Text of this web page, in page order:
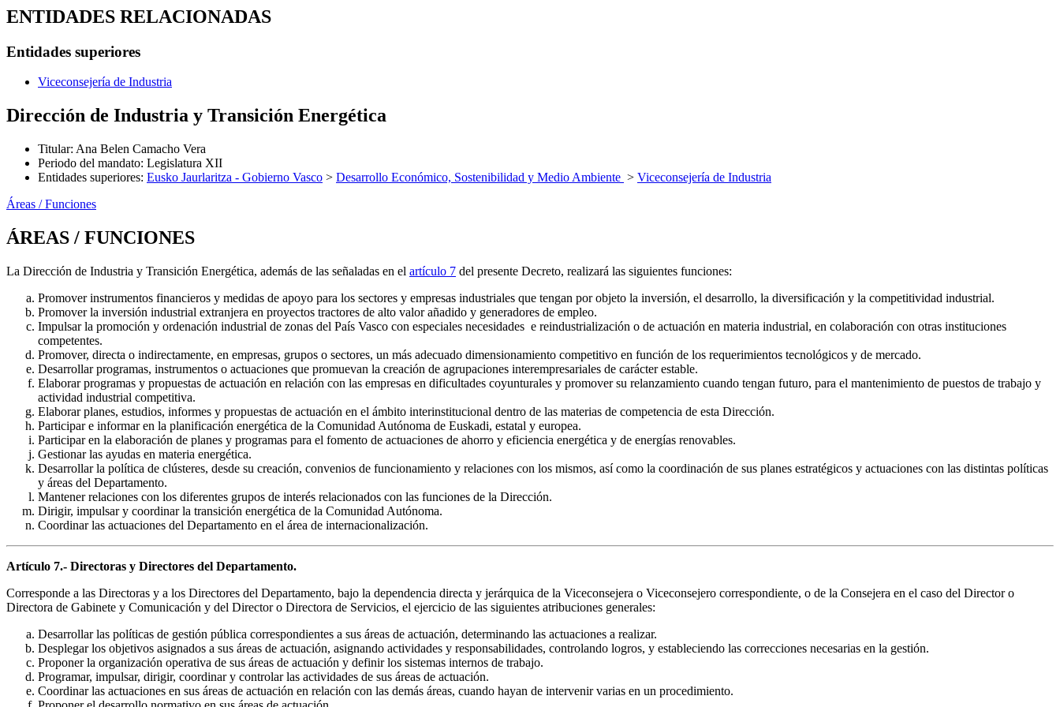
ENTIDADES RELACIONADAS
Entidades superiores
Viceconsejería de Industria
Dirección de Industria y Transición Energética
Titular: Ana Belen Camacho Vera
Periodo del mandato: Legislatura XII
Entidades superiores: Eusko Jaurlaritza - Gobierno Vasco > Desarrollo Económico, Sostenibilidad y Medio Ambiente > Viceconsejería de Industria
Áreas / Funciones
ÁREAS / FUNCIONES
La Dirección de Industria y Transición Energética, además de las señaladas en el artículo 7 del presente Decreto, realizará las siguientes funciones:
Promover instrumentos financieros y medidas de apoyo para los sectores y empresas industriales que tengan por objeto la inversión, el desarrollo, la diversificación y la competitividad industrial.
Promover la inversión industrial extranjera en proyectos tractores de alto valor añadido y generadores de empleo.
Impulsar la promoción y ordenación industrial de zonas del País Vasco con especiales necesidades e reindustrialización o de actuación en materia industrial, en colaboración con otras instituciones
competentes.
Promover, directa o indirectamente, en empresas, grupos o sectores, un más adecuado dimensionamiento competitivo en función de los requerimientos tecnológicos y de mercado.
Desarrollar programas, instrumentos o actuaciones que promuevan la creación de agrupaciones interempresariales de carácter estable.
Elaborar programas y propuestas de actuación en relación con las empresas en dificultades coyunturales y promover su relanzamiento cuando tengan futuro, para el mantenimiento de puestos de trabajo y
actividad industrial competitiva.
Elaborar planes, estudios, informes y propuestas de actuación en el ámbito interinstitucional dentro de las materias de competencia de esta Dirección.
Participar e informar en la planificación energética de la Comunidad Autónoma de Euskadi, estatal y europea.
Participar en la elaboración de planes y programas para el fomento de actuaciones de ahorro y eficiencia energética y de energías renovables.
Gestionar las ayudas en materia energética.
Desarrollar la política de clústeres, desde su creación, convenios de funcionamiento y relaciones con los mismos, así como la coordinación de sus planes estratégicos y actuaciones con las distintas políticas
y áreas del Departamento.
Mantener relaciones con los diferentes grupos de interés relacionados con las funciones de la Dirección.
Dirigir, impulsar y coordinar la transición energética de la Comunidad Autónoma.
Coordinar las actuaciones del Departamento en el área de internacionalización.
Artículo 7.- Directoras y Directores del Departamento.
Corresponde a las Directoras y a los Directores del Departamento, bajo la dependencia directa y jerárquica de la Viceconsejera o Viceconsejero correspondiente, o de la Consejera en el caso del Director o
Directora de Gabinete y Comunicación y del Director o Directora de Servicios, el ejercicio de las siguientes atribuciones generales:
Desarrollar las políticas de gestión pública correspondientes a sus áreas de actuación, determinando las actuaciones a realizar.
Desplegar los objetivos asignados a sus áreas de actuación, asignando actividades y responsabilidades, controlando logros, y estableciendo las correcciones necesarias en la gestión.
Proponer la organización operativa de sus áreas de actuación y definir los sistemas internos de trabajo.
Programar, impulsar, dirigir, coordinar y controlar las actividades de sus áreas de actuación.
Coordinar las actuaciones en sus áreas de actuación en relación con las demás áreas, cuando hayan de intervenir varias en un procedimiento.